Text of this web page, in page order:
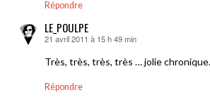
Répondre
LE_POULPE
dit :
21 avril 2011 à 15 h 49 min
Très, très, très, très … jolie
Répondre